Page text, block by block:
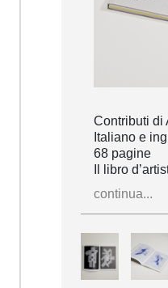
Contributi di
Italiano e
68 pagine
Il libro
continua...